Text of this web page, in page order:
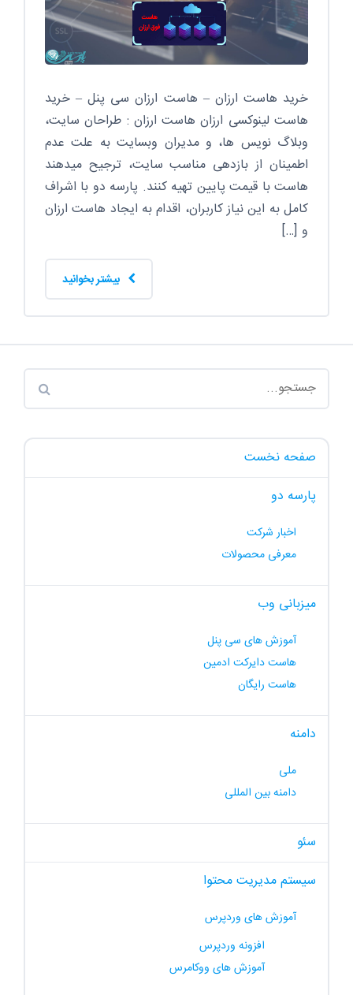
خرید هاست ارزان – هاست ارزان سی پنل – خرید
هاست لینوکسی ارزان هاست ارزان : طراحان سایت،
وبلاگ نویس ها، و مدیران وبسایت به علت عدم
اطمینان از بازدهی مناسب سایت، ترجیح میدهند
هاست با قیمت پایین تهیه کنند. پارسه دو با اشراف
کامل به این نیاز کاربران، اقدام به ایجاد هاست ارزان
و […]
صفحه نخست
پارسه دو
اخبار شرکت
معرفی محصولات
میزبانی وب
آموزش های سی پنل
هاست دایرکت ادمین
هاست رایگان
دامنه
ملی
دامنه بین المللی
سئو
سیستم مدیریت محتوا
آموزش های وردپرس
افزونه وردپرس
آموزش های ووکامرس